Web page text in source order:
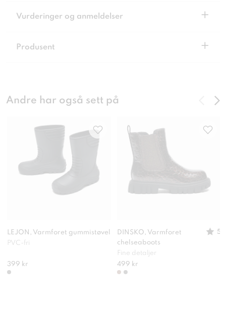
Vurderinger og anmeldelser +
Produsent +
Andre har også sett på
LEJON, Varmforet gummistøvel
PVC-fri
399 kr
DINSKO, Varmforet
chelseaboots
5
Fine detaljer
499 kr